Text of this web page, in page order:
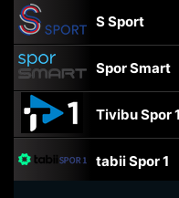
S Sport
Spor Smart
Tivibu Spor 1
tabii Spor 1